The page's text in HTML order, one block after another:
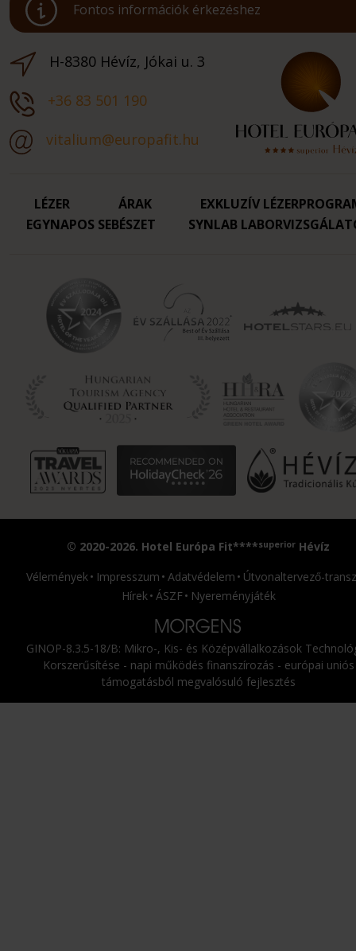
Fontos információk érkezéshez
H-8380 Hévíz, Jókai u. 3
+36 83 501 190
vitalium@europafit.hu
LÉZER ÁRAK
EXKLUZÍV
EGYNAPOS SEBÉSZET
SYNLAB
© 2020-2026. Hotel Európa Fit****superior Hévíz
Vélemények
Impresszum Adatvédelem
Útvonaltervező-
Hírek ÁSZF Nyereményjáték
GINOP-8.3.5-18/B: Mikro-, Kis- és Középvállalkozások
Korszerűsítése - napi működés finanszírozás - európai uniós
támogatásból megvalósuló fejlesztés